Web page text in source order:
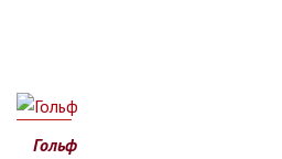
29%
Гольф